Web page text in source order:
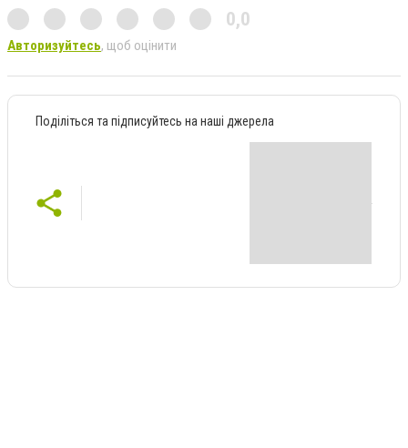
0,0
Авторизуйтесь, щоб оцінити
Поділіться та підписуйтесь на наші джерела